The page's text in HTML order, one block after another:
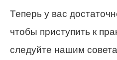
Теперь у вас
чтобы приступить к
следуйте нашим